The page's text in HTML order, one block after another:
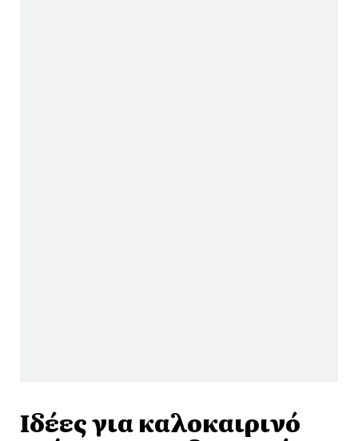
Ιδέες για καλοκαιρινό